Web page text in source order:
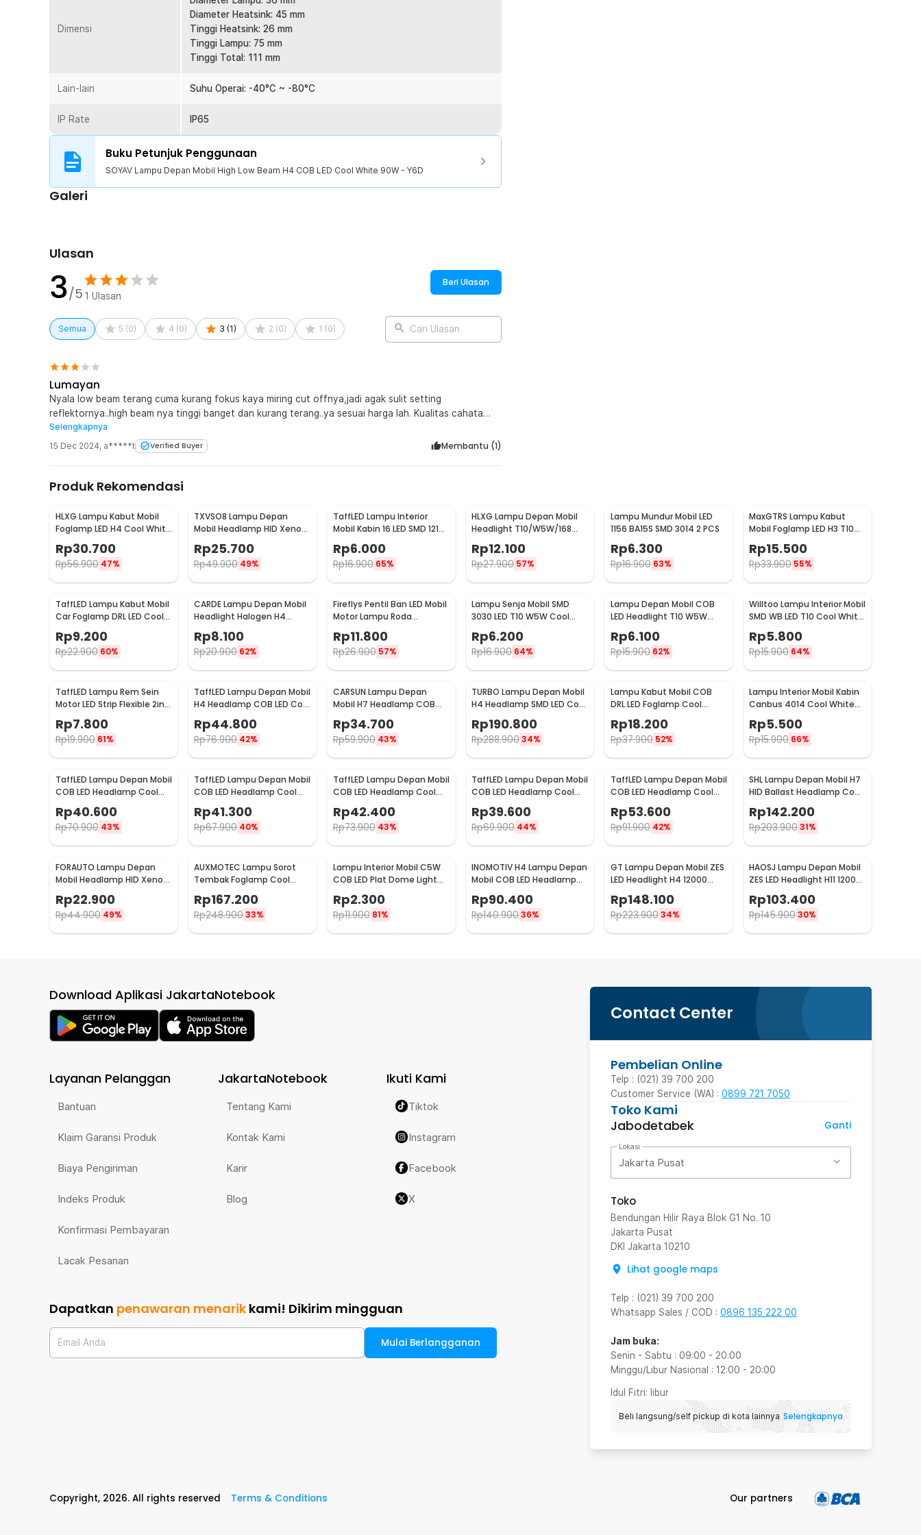
digunakan untuk aktivitas berkendara sehari-hari.
Plug and Play Socket H4
Menggunakan socket standar H4 sehingga kompatibel dengan banyak kendaraan yang
menggunakan dudukan lampu sejenis. Mendukung sistem kelistrikan DC 9 V hingga 36 V,
pemasangan mudah tanpa perlu modifikasi khusus apabila kendaraan menggunakan socket H4
Kelengkapan Produk
Rincian yang Anda dapatkan untuk pembelian produk ini:
2 x SOYAV Lampu Depan Mobil High Low Beam H4 COB LED Cool White 90W - Y6D
1 x Panduan Penggunaan
Dimensi
Diameter Heatsink: 45 mm
Tinggi Heatsink: 26 mm
Tinggi Lampu: 75 mm
Tinggi Total: 111 mm
Lain-lain Suhu Operai: -40°C ~ -80°C
IP Rate IP65
Buku Petunjuk Penggunaan
SOYAV Lampu Depan Mobil High Low Beam H4 COB LED Cool White 90W - Y6D
Galeri
Ulasan
3/5 1 Ulasan
Beri Ulasan
Semua 5 (0) 4 (0) 3 (1) 2 (0) 1 (0) Cari Ulasan
Lumayan
Nyala low beam terang cuma kurang fokus kaya miring cut offnya,jadi agak sulit setting
reflektornya..high beam nya tinggi banget dan kurang terang..ya sesuai harga lah. Kualitas cahata
diatas lampu standart bawaan mobil,semoga awet dan diimprove lagi productnya
Selengkapnya
15 Dec 2024, a*****t Verified Buyer Membantu (1)
Produk Rekomendasi
HLXG Lampu Kabut Mobil
Foglamp LED H4 Cool White
8000K 7.5W 1 PCS - MA355
Rp30.700
Rp56.900 47%
TXVSO8 Lampu Depan
Mobil Headlamp HID Xenon
XG2
Rp25.700
Rp49.900 49%
TaffLED Lampu Interior
Mobil Kabin 16 LED SMD 1210
Cool White 2 PCS - BA11S
Rp6.000
Rp16.900 65%
HLXG Lampu Depan Mobil
Headlight T10/W5W/168
Rp12.100
Rp27.900 57%
Lampu Mundur Mobil LED
1156 BA15S SMD 3014 2 PCS
Rp6.300
Rp16.900 63%
MaxGTRS Lampu Kabut
Mobil Foglamp LED H3 T10
- SMDWB
Rp15.500
Rp33.900 55%
TaffLED Lampu Kabut Mobil
Car Foglamp DRL LED Cool
Rp9.200
Rp22.900 60%
CARDE Lampu Depan Mobil
Headlight Halogen H4
Natural White 100/90W 1PC
- P43T
Rp8.100
Rp20.900 62%
Fireflys Pentil Ban LED Mobil
Motor Lampu Roda
Multicolor 2PCS - AG10
Rp11.800
Rp26.900 57%
Lampu Senja Mobil SMD
3030 LED T10 W5W Cool
White 1W 12/24V 2 PCS
Rp6.200
Rp16.900 64%
Lampu Depan Mobil COB
LED Headlight T10 W5W
Cool White 1W 12V 2 PCS -
T10-W5
Rp6.100
Rp15.900 62%
Willtoo Lampu Interior Mobil
SMD WB LED T10 Cool White
3W 12V - YSY-PL
Rp5.800
Rp15.900 64%
TaffLED Lampu Rem Sein
Motor LED Strip Flexible 2in1
Color 12V 20cm
Rp7.800
Rp19.900 61%
TaffLED Lampu Depan Mobil
H4 Headlamp COB LED Cool
White 36W 2 PCS - C6
Rp44.800
Rp76.900 42%
CARSUN Lampu Depan
Mobil H7 Headlamp COB
LED Cool White 36W 2 PCS -
C6
Rp34.700
Rp59.900 43%
TURBO Lampu Depan Mobil
H4 Headlamp SMD LED Cool
White 40W 2 PCS - T1
Rp190.800
Rp288.90034%
Lampu Kabut Mobil COB
DRL LED Foglamp Cool
White 6W 12V 190mm -
MA357
Rp18.200
Rp37.900 52%
Lampu Interior Mobil Kabin
Canbus 4014 Cool White
Rp5.500
Rp15.900 66%
TaffLED Lampu Depan Mobil
COB LED Headlamp Cool
White IP65 32V
9005/HB3/H10 - S2
Rp40.600
Rp70.900 43%
TaffLED Lampu Depan Mobil
COB LED Headlamp Cool
White IP65 32V 9006/HB4 -
S2
Rp41.300
Rp67.900 40%
TaffLED Lampu Depan Mobil
COB LED Headlamp Cool
Rp42.400
Rp73.900 43%
TaffLED Lampu Depan Mobil
COB LED Headlamp Cool
White IP65 32V H11 - S2
Rp39.600
Rp69.900 44%
TaffLED Lampu Depan Mobil
COB LED Headlamp Cool
White IP65 32V H4/9003 -
S2
Rp53.600
Rp91.900 42%
SHL Lampu Depan Mobil H7
HID Ballast Headlamp Cool
Rp142.200
Rp203.90031%
FORAUTO Lampu Depan
Mobil Headlamp HID Xenon
Rp22.900
Rp44.900 49%
AUXMOTEC Lampu Sorot
Tembak Foglamp Cool
White IP67 108W 9-50V
20cm 36 LED - A8
Rp167.200
Rp248.90033%
Lampu Interior Mobil C5W
COB LED Plat Dome Light
Cool White 2W 1 PCS 31mm
- BA9S
Rp2.300
Rp11.900 81%
INOMOTIV H4 Lampu Depan
Mobil COB LED Headlamp
Rp90.400
Rp140.90036%
GT Lampu Depan Mobil ZES
LED Headlight H4 12000
Lumens 55W 9-32V 2 PCS
Cool White 6000K - K5
Rp148.100
Rp223.900 34%
HAOSJ Lampu Depan Mobil
ZES LED Headlight H11 12000
Lumens 55W 2 PCS
6000K/Pure White - K5
Rp103.400
Rp145.90030%
Contact Center
Pembelian Online
Telp : (021) 39 700 200
Customer Service (WA) : 0899 721 7050
Toko Kami
Jabodetabek
Ganti
Lokasi
Jakarta Pusat
Toko
Bendungan Hilir Raya Blok G1 No. 10
Jakarta Pusat
DKI Jakarta 10210
Lihat google maps
Telp : (021) 39 700 200
Whatsapp Sales / COD : 0896 135 222 00
Jam buka:
Senin - Sabtu : 09:00 - 20:00
Minggu/Libur Nasional : 12:00 - 20:00
Idul Fitri: libur
Beli langsung/self pickup di kota lainnya Selengkapnya
Download Aplikasi JakartaNotebook
Layanan Pelanggan
Bantuan
Klaim Garansi Produk
Biaya Pengiriman
Indeks Produk
Konfirmasi Pembayaran
Lacak Pesanan
JakartaNotebook
Tentang Kami
Kontak Kami
Karir
Blog
Ikuti Kami
Tiktok
Instagram
Facebook
X
Dapatkan penawaran menarik kami! Dikirim mingguan
Email Anda Mulai Berlangganan
Copyright, 2026. All rights reserved Terms & Conditions Our partners